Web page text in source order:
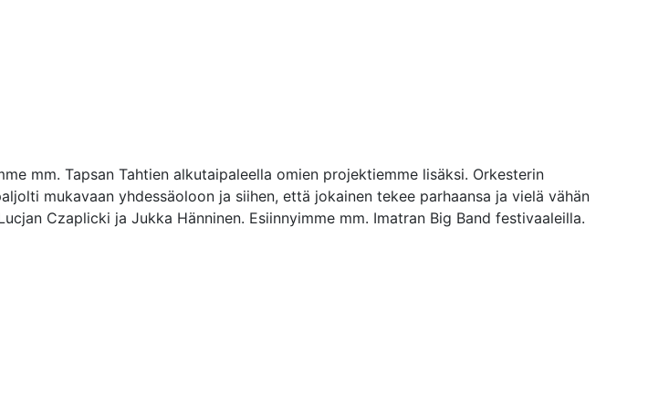
mm. Tapsan Tahtien alkutaipaleella omien projektiemme lisäksi. Orkesterin
mukavaan yhdessäoloon ja siihen, että jokainen tekee parhaansa ja vielä vähän
Czaplicki ja Jukka Hänninen. Esiinnyimme mm. Imatran Big Band festivaaleilla.